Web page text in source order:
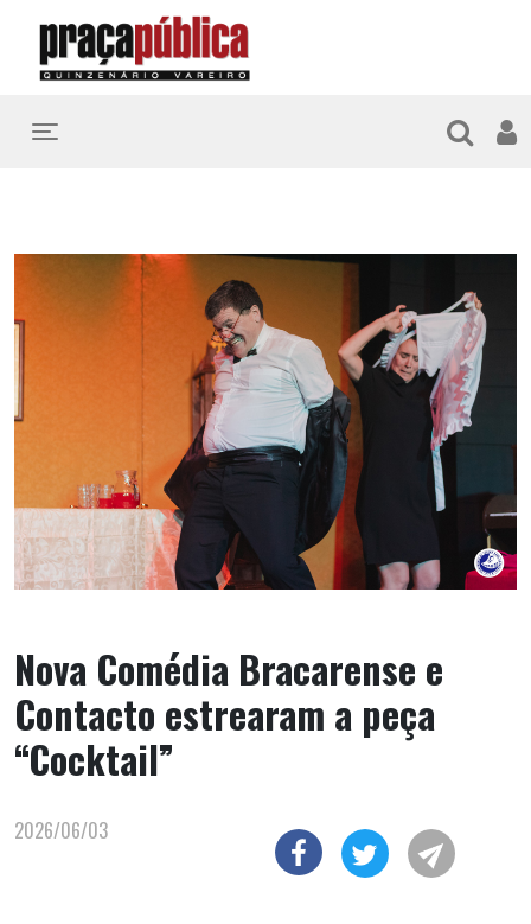
Toggle navigation
Nova Comédia Bracarense e
Contacto estrearam a peça
“Cocktail”
2026/06/03